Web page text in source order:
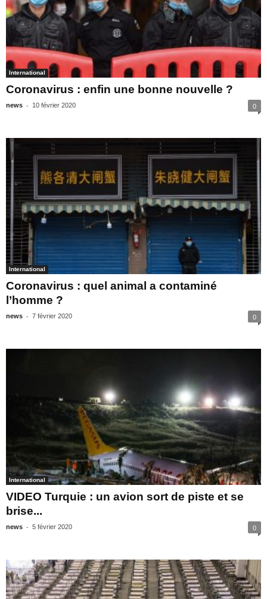
International
Coronavirus : enfin une bonne nouvelle ?
news - 10 février 2020 0
International
Coronavirus : quel animal a contaminé
l’homme ?
news - 7 février 2020 0
International
VIDEO Turquie : un avion sort de piste et se
brise...
news - 5 février 2020 0